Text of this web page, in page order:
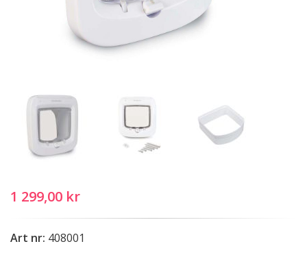
1 299,00 kr
Art nr: 408001